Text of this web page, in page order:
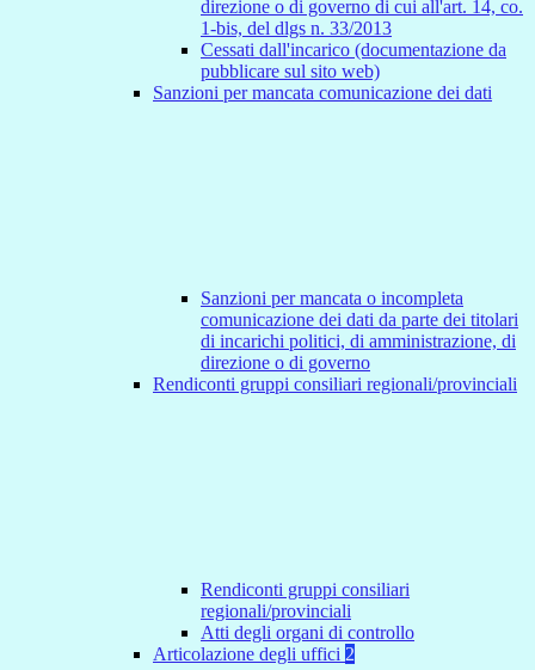
direzione o di governo di cui all'art. 14, co.
1-bis, del dlgs n. 33/2013
Cessati dall'incarico (documentazione da
pubblicare sul sito web)
Sanzioni per mancata comunicazione dei dati
Sanzioni per mancata o incompleta
comunicazione dei dati da parte dei titolari
di incarichi politici, di amministrazione, di
direzione o di governo
Rendiconti gruppi consiliari regionali/provinciali
Rendiconti gruppi consiliari
regionali/provinciali
Atti degli organi di controllo
Articolazione degli uffici 2